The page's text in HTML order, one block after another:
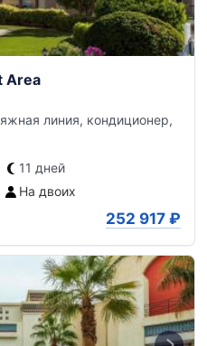
Area
линия, кондиционер,
11 дней
На двоих
252 917 ₽